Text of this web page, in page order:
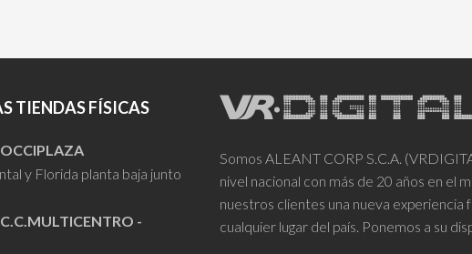
TIENDAS FÍSICAS
y Florida planta baja junto
-
Somos ALEANT CORP S.C.A.
nivel nacional con más de 20 años en el
nuestros clientes una nueva
cualquier lugar del país. Ponemos a su